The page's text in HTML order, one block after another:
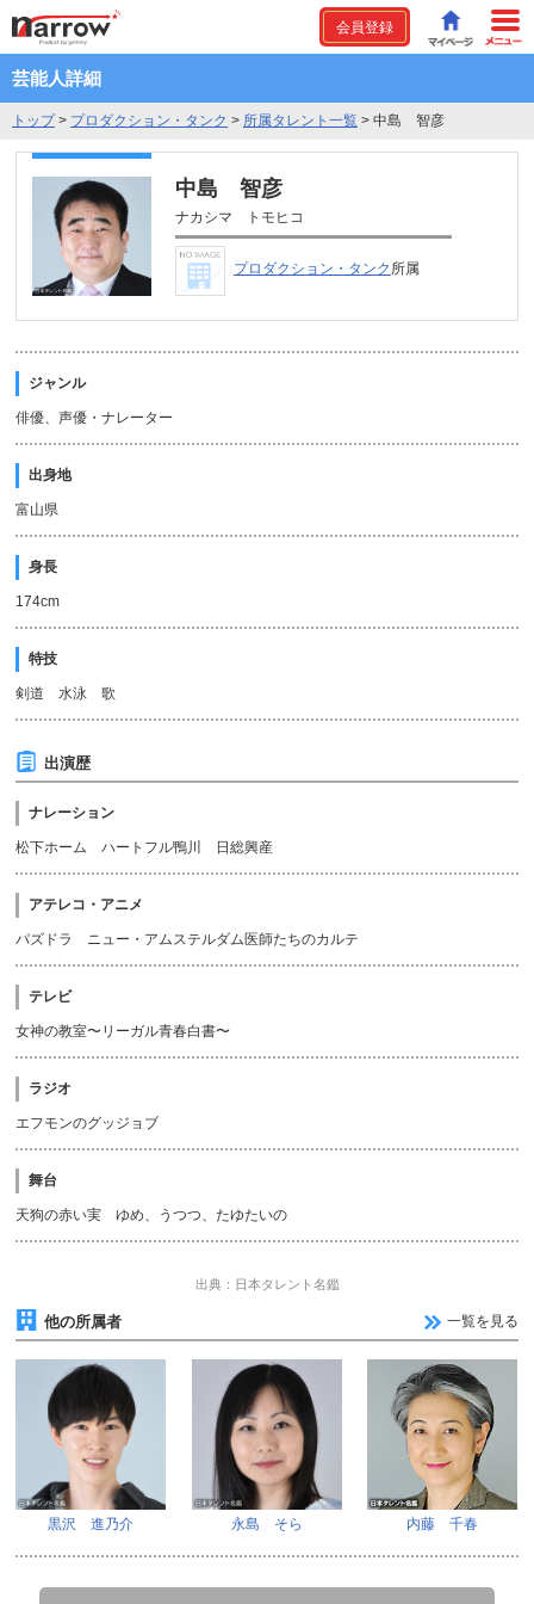
会員登録
芸能人詳細
トップ> プロダクション・タンク > 所属タレント一覧 > 中島 智彦
中島 智彦
ナカシマ トモヒコ
プロダクション・タンク 所属
ジャンル
俳優、声優・ナレーター
出身地
富山県
身長
174cm
特技
剣道 水泳 歌
出演歴
ナレーション
松下ホーム ハートフル鴨川 日総興産
アテレコ・アニメ
パズドラ ニュー・アムステルダム医師たちのカルテ
テレビ
女神の教室〜リーガル青春白書〜
ラジオ
エフモンのグッジョブ
舞台
天狗の赤い実 ゆめ、うつつ、たゆたいの
出典：日本タレント名鑑
他の所属者 一覧を見る
黒沢 進乃介 永島 そら 内藤 千春